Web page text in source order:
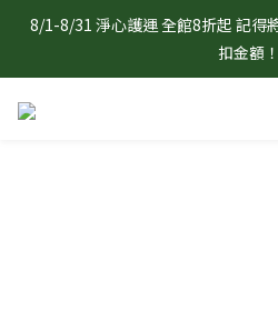
8/1-8/31 淨心護運 全館8折起 記得
扣金額！
8/1-8/31 淨心護運 全館8折起 記得
扣金額！
官網限定 滿1888元贈曜石守護小